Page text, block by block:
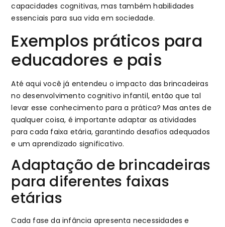
capacidades cognitivas, mas também habilidades
essenciais para sua vida em sociedade.
Exemplos práticos para
educadores e pais
Até aqui você já entendeu o impacto das brincadeiras
no desenvolvimento cognitivo infantil, então que tal
levar esse conhecimento para a prática? Mas antes de
qualquer coisa, é importante adaptar as atividades
para cada faixa etária, garantindo desafios adequados
e um aprendizado significativo.
Adaptação de brincadeiras
para diferentes faixas
etárias
Cada fase da infância apresenta necessidades e